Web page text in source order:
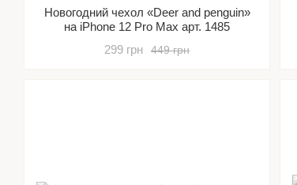
Новогодний чехол «Deer and penguin»
на iPhone 12 Pro Max арт. 1485
449 грн
299 грн